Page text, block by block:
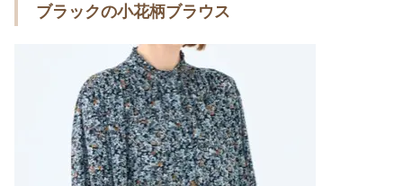
ブラックの小花柄ブラウス